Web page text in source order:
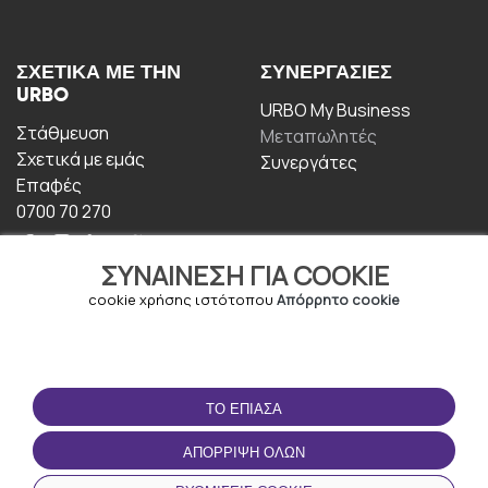
ΣΥΝΑΊΝΕΣΗ ΓΙΑ COOKIE
cookie χρήσης ιστότοπου Απόρρητο cookie
ΤΟ ΈΠΙΑΣΑ
ΑΠΌΡΡΙΨΗ ΌΛΩΝ
ΣΧΕΤΙΚΆ ΜΕ ΤΗΝ
URBO
Στάθμευση
Σχετικά με εμάς
Επαφές
0700 70 270
ΣΥΝΕΡΓΑΣΊΕΣ
URBO My Business
Μεταπωλητές
Συνεργάτες
ΟΡΟΙ ΧΡΉΣΗΣ
Οροι και Προϋποθέσεις
Πολιτική απορρήτου
ΚΑΤΕΒΆΣΤΕ ΤΗΝ
ΕΦΑΡΜΟΓΉ